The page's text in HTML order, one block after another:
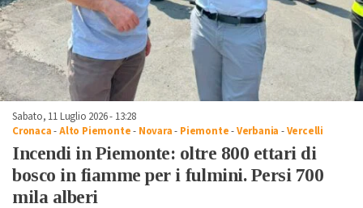
Sabato, 11 Luglio 2026 - 13:28
Cronaca-Alto Piemonte- Novara- Piemonte-Verbania -Vercelli
Incendi in Piemonte: oltre 800 ettari di
bosco in fiamme per i fulmini. Persi 700
mila alberi